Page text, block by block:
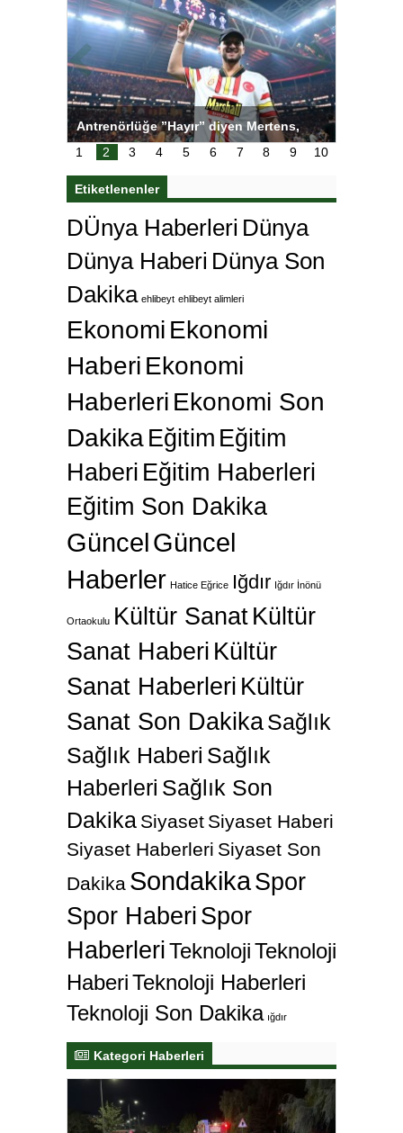
Antrenörlüğe ”Hayır” diyen Mertens,
Galatasaray’dan bakın ne istedi
1
2 3 4 5 6 7 8 9 10
Etiketlenenler
DÜnya Haberleri Dünya
Dünya Haberi Dünya Son
Dakika ehlibeyt ehlibeyt alimleri
Ekonomi Ekonomi
Haberi Ekonomi
Haberleri Ekonomi Son
Dakika Eğitim Eğitim
Haberi Eğitim Haberleri
Eğitim Son Dakika
GüncelGüncel
Haberler Hatice Eğrice Iğdır Iğdır İnönü
Ortaokulu Kültür SanatKültür
Sanat Haberi Kültür
Sanat Haberleri Kültür
Sanat Son DakikaSağlık
Sağlık Haberi Sağlık
Haberleri Sağlık Son
Dakika Siyaset Siyaset Haberi
Siyaset Haberleri Siyaset Son
Dakika SondakikaSpor
Spor Haberi Spor
HaberleriTeknolojiTeknoloji
HaberiTeknoloji Haberleri
Teknoloji Son Dakika ığdır
Kategori Haberleri